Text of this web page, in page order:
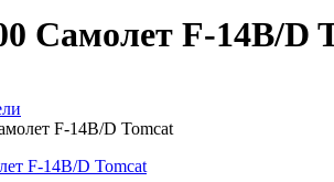
Самолет F-14B/D
F-14B/D Tomcat